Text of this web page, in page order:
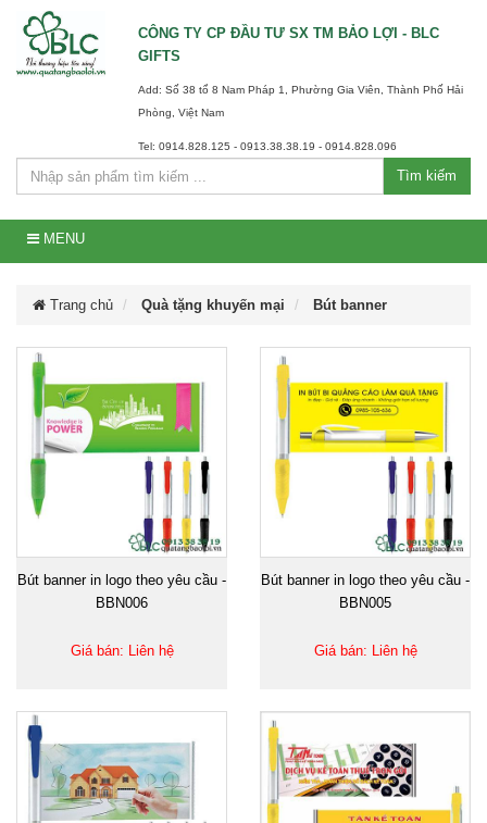
CÔNG TY CP ĐẦU TƯ SX TM BẢO LỢI - BLC
GIFTS
Add: Số 38 tổ 8 Nam Pháp 1, Phường Gia Viên, Thành Phố Hải
Phòng, Việt Nam
Tel: 0914.828.125 - 0913.38.38.19 - 0914.828.096
Tìm kiếm
MENU
Trang chủ Quà tặng khuyến mại Bút banner
Bút banner in logo theo yêu cầu -
BBN006
Giá bán: Liên hệ
Bút banner in logo theo yêu cầu -
BBN005
Giá bán: Liên hệ